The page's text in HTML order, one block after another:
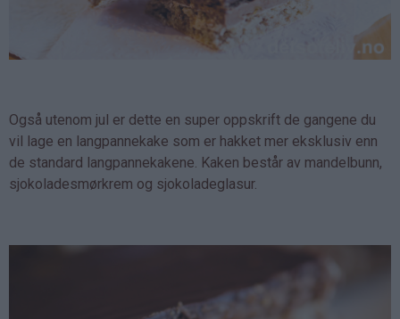
Også utenom jul er dette en super oppskrift de gangene du
vil lage en langpannekake som er hakket mer eksklusiv enn
de standard langpannekakene. Kaken består av mandelbunn,
sjokoladesmørkrem og sjokoladeglasur.